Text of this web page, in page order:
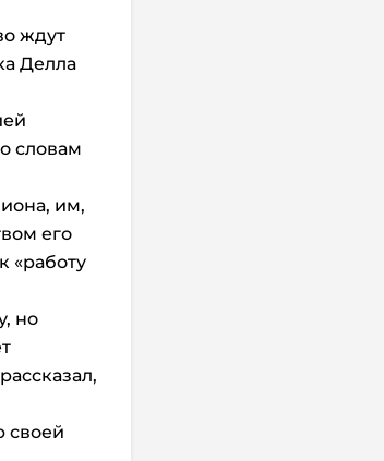
ждут
Делла
словам
им,
его
«работу
но
своей